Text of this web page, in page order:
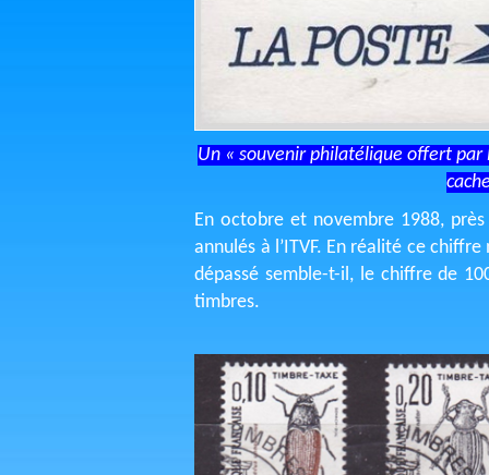
Un « souvenir philatélique offert par
En octobre et novembre 1988,
annulés à l’ITVF. En réalité ce
dépassé semble-t-il, le chiffre de
timbres.